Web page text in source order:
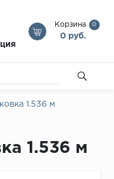
Корзина 0
0 руб.
1.536 м
1.536 м